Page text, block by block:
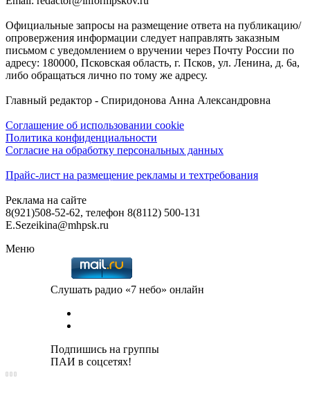
Официальные запросы на размещение ответа на публикацию/
опровержения информации следует направлять заказным
письмом с уведомлением о вручении через Почту России по
адресу: 180000, Псковская область, г. Псков, ул. Ленина, д. 6а,
либо обращаться лично по тому же адресу.
Главный редактор - Спиридонова Анна Александровна
Соглашение об использовании cookie
Политика конфиденциальности
Согласие на обработку персональных данных
Прайс-лист на размещение рекламы и техтребования
Реклама на сайте
8(921)508-52-62, телефон 8(8112) 500-131
E.Sezeikina@mhpsk.ru
Меню
Слушать радио «7 небо» онлайн
Подпишись на группы
ПАИ в соцсетях!